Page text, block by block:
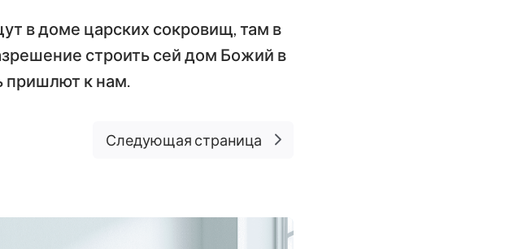
в доме царских сокровищ, там в
строить сей дом Божий в
пришлют к нам.
Следующая страница